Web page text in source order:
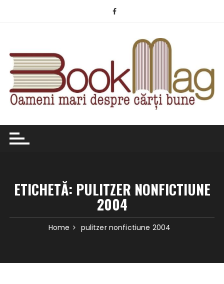
ETICHETĂ: PULITZER NONFICTIUNE
2004
Home pulitzer nonfictiune 2004